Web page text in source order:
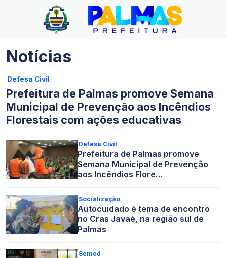
Notícias
Defesa Civil
Prefeitura de Palmas promove Semana
Municipal de Prevenção aos Incêndios
Florestais com ações educativas
Defesa Civil
Prefeitura de Palmas promove
Semana Municipal de Prevenção
aos Incêndios Flore…
Socialização
Autocuidado é tema de encontro
no Cras Javaé, na região sul de
Palmas
Semed